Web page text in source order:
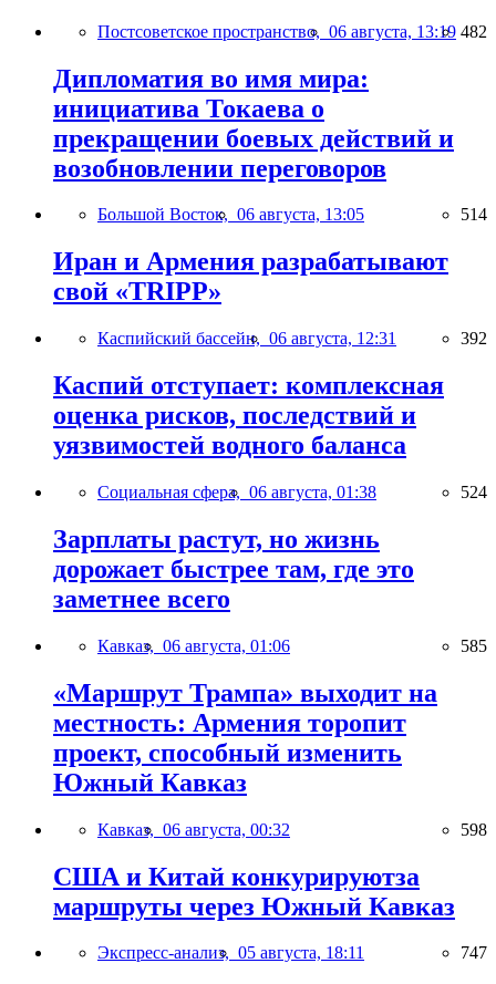
Постсоветское пространство, 06 августа, 13:19 482
Дипломатия во имя мира:
инициатива Токаева о
прекращении боевых действий и
возобновлении переговоров
Большой Восток, 06 августа, 13:05 514
Иран и Армения разрабатывают
свой «TRIPP»
Каспийский бассейн, 06 августа, 12:31 392
Каспий отступает: комплексная
оценка рисков, последствий и
уязвимостей водного баланса
Социальная сфера, 06 августа, 01:38 524
Зарплаты растут, но жизнь
дорожает быстрее там, где это
заметнее всего
Кавказ, 06 августа, 01:06 585
«Маршрут Трампа» выходит на
местность: Армения торопит
проект, способный изменить
Южный Кавказ
Кавказ, 06 августа, 00:32 598
США и Китай конкурируютза
маршруты через Южный Кавказ
Экспресс-анализ, 05 августа, 18:11 747